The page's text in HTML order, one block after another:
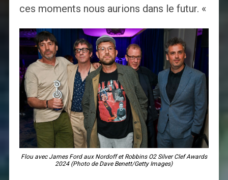
ces moments nous aurions dans le futur. «
Flou avec James Ford aux Nordoff et Robbins O2 Silver Clef Awards
2024 (Photo de Dave Benett/Getty Images)